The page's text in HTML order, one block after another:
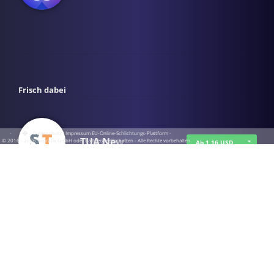
Frisch dabei
TUA News Ab 1,16 USD
· · ·Datenschutz ·Impressum EU-Online-Schlichtungs-Plattform·
© 2016 - 2026 SupraTix GmbH oder Partnergesellschaften - Alle Rechte vorbehalten.